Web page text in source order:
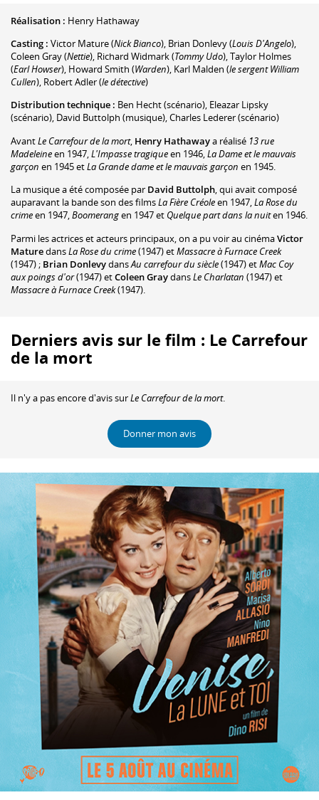
Réalisation : Henry Hathaway
Casting : Victor Mature(Nick Bianco), Brian Donlevy(Louis D'Angelo),
Coleen Gray(Nettie), Richard Widmark(Tommy Udo),Taylor Holmes
(Earl Howser), Howard Smith (Warden), Karl Malden (le sergent William
Cullen), Robert Adler(le détective)
Distribution technique : Ben Hecht(scénario), Eleazar Lipsky
(scénario), David Buttolph (musique),Charles Lederer(scénario)
AvantLe Carrefour de la mort, Henry Hathawaya réalisé 13 rue
Madeleineen 1947,L'Impasse tragiqueen 1946,La Dame et le mauvais
garçon en 1945 etLa Grande dame et le mauvais garçon en 1945.
La musique a été composée par David Buttolph, qui avait composé
auparavant la bande son des filmsLa Fière Créoleen 1947,La Rose du
crimeen 1947,Boomerangen 1947 et Quelque part dans la nuiten 1946.
Parmi les actrices et acteurs principaux, on a pu voir au cinémaVictor
MaturedansLa Rose du crime(1947) etMassacre à Furnace Creek
(1947) ; Brian DonlevydansAu carrefour du siècle(1947) etMac Coy
aux poings d'or(1947) etColeen GraydansLe Charlatan (1947) et
Massacre à Furnace Creek(1947).
Derniers avis sur le film : Le Carrefour
de la mort
Il n'y a pas encore d'avis surLe Carrefour de la mort.
Donner mon avis